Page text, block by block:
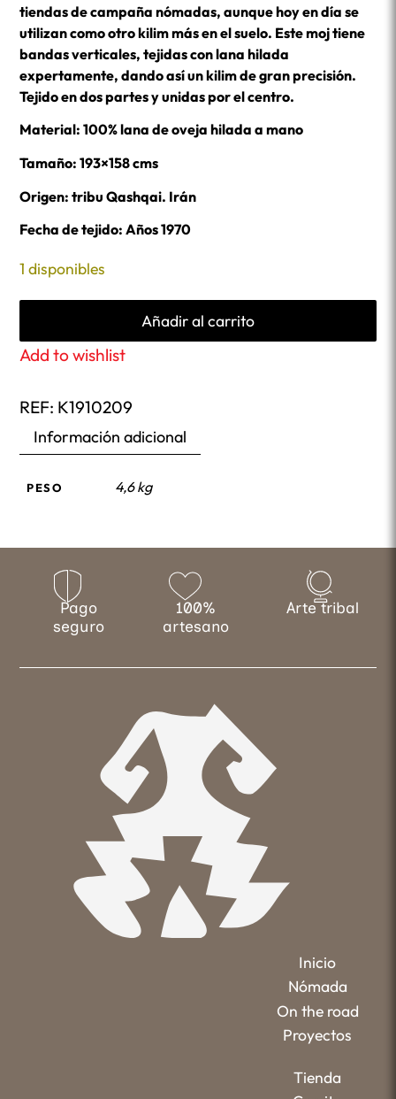
tiendas de campaña nómadas, aunque hoy en día se
utilizan como otro kilim más en el suelo. Este moj tiene
bandas verticales, tejidas con lana hilada
expertamente, dando así un kilim de gran precisión.
Tejido en dos partes y unidas por el centro.
Material: 100% lana de oveja hilada a mano
Tamaño: 193×158 cms
Origen: tribu Qashqai. Irán
Fecha de tejido: Años 1970
1 disponibles
Añadir al carrito
Add to wishlist
REF: K1910209
Información adicional
PESO 4,6 kg
Pago
seguro
100%
artesano
Arte tribal
Inicio
Nómada
On the road
Proyectos
Tienda